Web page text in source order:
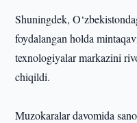
Shuningdek,
foydalangan holda
texnologiyalar markazini
chiqildi.
Muzokaralar davomida